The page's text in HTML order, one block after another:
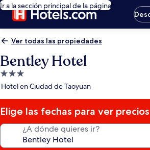
Ir a la sección principal de la página
Ver todas las propiedades
Bentley Hotel
Propiedad
de
estrellas
Hotel en Ciudad de Taoyuan
Elige las fechas para ver precios
¿A dónde quieres ir?